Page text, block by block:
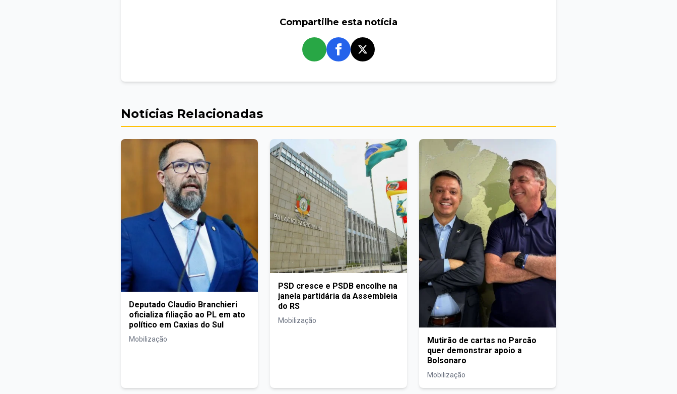
Compartilhe esta notícia
whatsapp
Notícias Relacionadas
Deputado Claudio Branchieri
oficializa filiação ao PL em ato
político em Caxias do Sul
Mobilização
PSD cresce e PSDB encolhe na
janela partidária da Assembleia
do RS
Mobilização
Mutirão de cartas no Parcão
quer demonstrar apoio a
Bolsonaro
Mobilização